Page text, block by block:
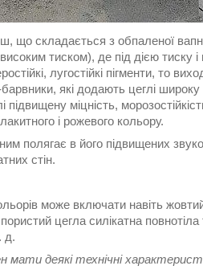
що складається з обпаленої
тиском), де під дією тиску
лугостійкі пігменти, то
які додають цеглі широку
міцність,
і рожевого кольору.
полягає в його підвищених
стін.
може включати навіть
цегла силікатна повнотіла
д.
мати деякі технічні